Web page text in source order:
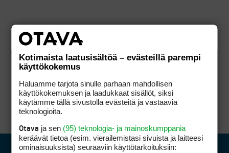
Kotimaista laatusisältöä – evästeillä parempi
käyttökokemus
Haluamme tarjota sinulle parhaan mahdollisen
käyttökokemuksen ja laadukkaat sisällöt, siksi
käytämme tällä sivustolla evästeitä ja vastaavia
teknologioita.
Otava ja sen (95) teknologia- ja mainoskumppania
keräävät tietoa (esim. vierailemis­tasi sivuista ja laitteesi
ominaisuuk­sista) seuraaviin käyttötarkoituksiin: